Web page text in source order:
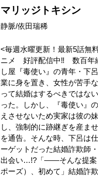
マリッジトキシン
静脈/依田瑞稀
<毎週水曜更新！最新5話無
ニメ 好評配信中‼ 数百年
し屋『毒使い』の青年・下
業に身を置き、女性が苦手
って結婚はするべきではな
った。しかし、『毒使い』
えさせないため実家は彼の
し、強制的に跡継ぎを産ま
を通告。そんな時、下呂は
ーゲットだった結婚詐欺師
出会い…!?「――そんな提案
ポーズ）、初めて」結婚詐